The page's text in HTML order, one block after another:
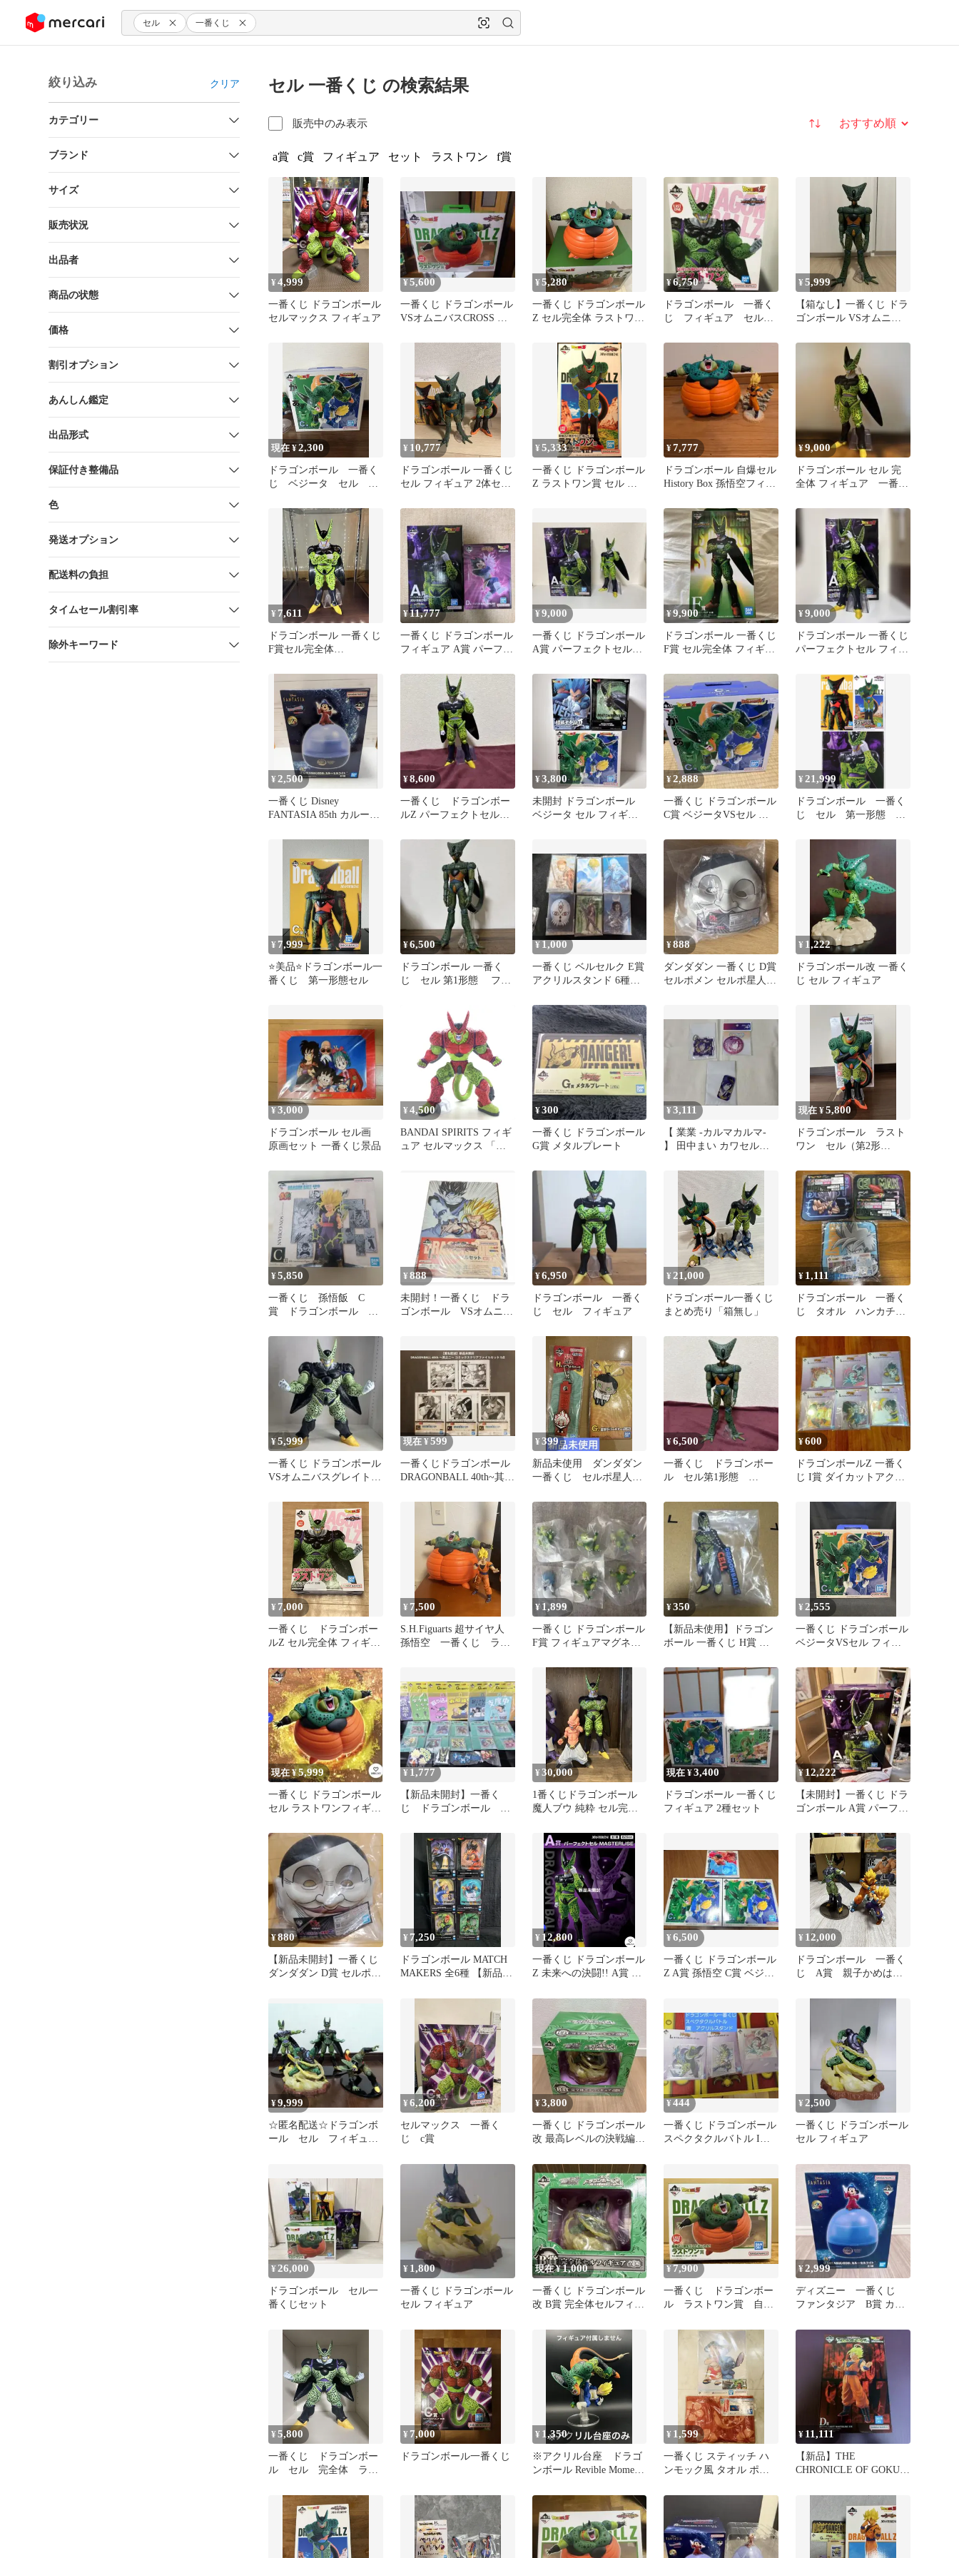
ツにスキップ セル 一番くじ
絞り込み クリア
カテゴリー
ブランド
サイズ
販売状況
出品者
商品の状態
価格
割引オプション
あんしん鑑定
出品形式
保証付き整備品
色
発送オプション
配送料の負担
タイムセール割引率
除外キーワード
セル 一番くじ の検索結果
販売中のみ表示 並び替え
a賞 c賞 フィギュア セット ラストワン f賞
¥4,999
一番くじ ドラゴンボール
セルマックス フィギュア
¥5,600
一番くじ ドラゴンボール
VSオムニバスCROSS セ
¥5,280
一番くじ ドラゴンボール
Z セル完全体 ラストワン
¥6,750
ドラゴンボール 一番く
じ フィギュア セル
¥5,999
【箱なし】一番くじ ドラ
ゴンボール VSオムニバ
現在 ¥2,300
ドラゴンボール 一番く
じ ベジータ セル フ
¥ 10,777
ドラゴンボール 一番くじ
セル フィギュア 2体セッ
¥5,333
一番くじ ドラゴンボール
Z ラストワン賞 セル 第
¥7,777
ドラゴンボール 自爆セル
History Box 孫悟空フィギ
¥9,000
ドラゴンボール セル 完
全体 フィギュア 一番く
¥ 7,611
ドラゴンボール 一番くじ
F賞セル完全体
¥11,777
一番くじ ドラゴンボール
フィギュア A賞 パーフェ
¥9,000
一番くじ ドラゴンボール
A賞 パーフェクトセル
¥9,900
ドラゴンボール 一番くじ
F賞 セル完全体 フィギュ
¥9,000
ドラゴンボール 一番くじ
パーフェクトセル フィギ
¥2,500
一番くじ Disney
FANTASIA 85th カルーセ
¥8,600
一番くじ ドラゴンボー
ルZ パーフェクトセル
¥3,800
未開封 ドラゴンボール
ベジータ セル フィギュ
¥2,888
一番くじ ドラゴンボール
C賞 ベジータVSセル フ
¥ 21,999
ドラゴンボール 一番く
じ セル 第一形態 第
ル まとめ売り
¥ 7,999
⭐️美品⭐️ドラゴンボール一
番くじ 第一形態セル
¥6,500
ドラゴンボール 一番く
じ セル 第1形態 フィ
¥ 1,000
一番くじ ベルセルク E賞
アクリルスタンド 6種セ
コ
¥888
ダンダダン 一番くじ D賞
セルポメン セルポ星人
¥ 1,222
ドラゴンボール改 一番く
じ セル フィギュア
¥3,000
ドラゴンボール セル画
原画セット 一番くじ景品
¥ 4,500
BANDAI SPIRITS フィギ
ュア セルマックス 「一
MASTERLISE C賞 箱な
¥300
一番くじ ドラゴンボール
G賞 メタルプレート
¥3,111
【 業業 -カルマカルマ-
】 田中まい カワセルく
現在 ¥5,800
ドラゴンボール ラスト
ワン セル（第2形
¥5,850
一番くじ 孫悟飯 C
賞 ドラゴンボール フ
¥ 888
未開封！一番くじ ドラ
ゴンボール VSオムニバ
¥6,950
ドラゴンボール 一番く
じ セル フィギュア
¥ 21,000
ドラゴンボール一番くじ
まとめ売り「箱無し」
¥ 1,111
ドラゴンボール 一番く
じ タオル ハンカチ
¥5,999
一番くじ ドラゴンボール
VSオムニバスグレイト
現在 ¥599
一番くじドラゴンボール
DRAGONBALL 40th~其之
¥399
新品未使用 ダンダダン
一番くじ セルポ星人
¥6,500
一番くじ ドラゴンボー
ル セル第1形態
ア
¥600
ドラゴンボールZ 一番く
じ I賞 ダイカットアクリ
¥ 7,000
一番くじ ドラゴンボー
ルZ セル完全体 フィギュ
¥ 7,500
S.H.Figuarts 超サイヤ人
孫悟空 一番くじ ラス
¥ 1,899
一番くじ ドラゴンボール
F賞 フィギュアマグネッ
¥350
【新品未使用】ドラゴン
ボール 一番くじ H賞 ラ
¥ 2,555
一番くじ ドラゴンボール
ベジータVSセル フィギ
現在 ¥5,999
一番くじ ドラゴンボール
セル ラストワンフィギュ
¥ 1,777
【新品未開封】一番く
じ ドラゴンボール F
¥30,000
1番くじドラゴンボール
魔人ブウ 純粋 セル完全
現在 ¥3,400
ドラゴンボール 一番くじ
フィギュア 2種セット
¥12,222
【未開封】一番くじ ドラ
ゴンボール A賞 パーフェ
¥880
【新品未開封】一番くじ
ダンダダン D賞 セルポ星
¥ 7,250
ドラゴンボール MATCH
MAKERS 全6種 【新品/
¥ 12,800
一番くじ ドラゴンボール
Z 未来への決闘!! A賞 パ
¥6,500
一番くじ ドラゴンボール
Z A賞 孫悟空 C賞 ベジー
¥ 12,000
ドラゴンボール 一番く
じ A賞 親子かめはめ
BWFC セル
¥9,999
☆匿名配送☆ドラゴンボ
ール セル フィギュ
¥6,200
セルマックス 一番く
じ c賞
¥3,800
一番くじ ドラゴンボール
改 最高レベルの決戦編 B
¥444
一番くじ ドラゴンボール
スペクタクルバトル I賞
¥2,500
一番くじ ドラゴンボール
セル フィギュア
¥26,000
ドラゴンボール セル一
番くじセット
¥ 1,800
一番くじ ドラゴンボール
セル フィギュア
現在 ¥1,000
一番くじ ドラゴンボール
改 B賞 完全体セルフィギ
¥ 7,900
一番くじ ドラゴンボー
ル ラストワン賞 自爆
ギュア
¥2,999
ディズニー 一番くじ
ファンタジア B賞 カル
¥5,800
一番くじ ドラゴンボー
ル セル 完全体 ラス
¥ 7,000
ドラゴンボール一番くじ
¥ 1,350
※アクリル台座 ドラゴ
ンボール Revible Moment
¥ 1,599
一番くじ スティッチ ハ
ンモック風 タオル ポス
ト
¥ 11,111
【新品】THE
CHRONICLE OF GOKU D